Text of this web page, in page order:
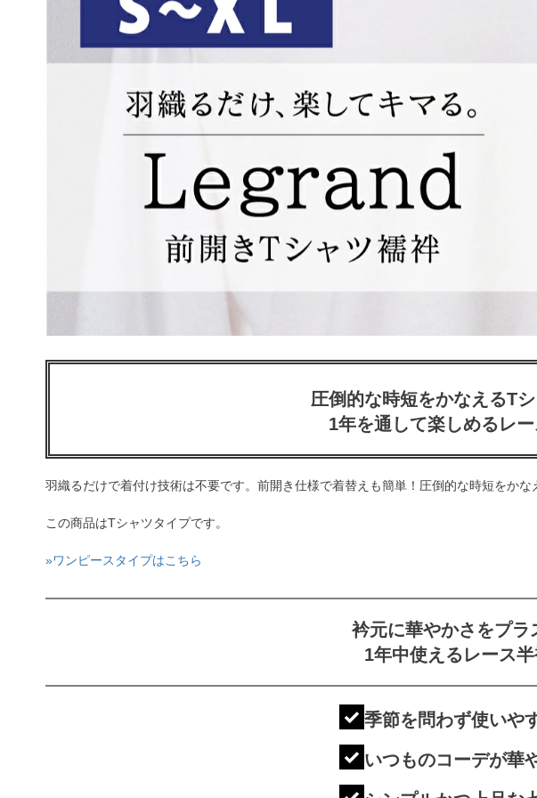
圧倒的な時短をかなえるT
1年を通して楽しめるレ
羽織るだけで着付け技術は不要です。前開き仕様で着替えも簡単！圧倒的な時短をかな
この商品はTシャツタイプです。
»ワンピースタイプはこちら
衿元に華やかさをプラ
1年中使えるレース
季節を問わず使い
いつものコーデが華